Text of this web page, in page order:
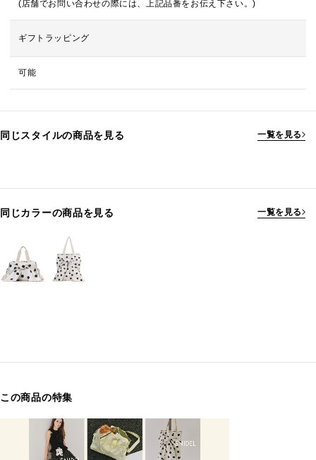
(店舗でお問い合わせの際には、上記品番をお伝え下さい。)
ギフトラッピング
可能
同じスタイルの商品を見る 一覧を見る
同じカラーの商品を見る 一覧を見る
この商品の特集